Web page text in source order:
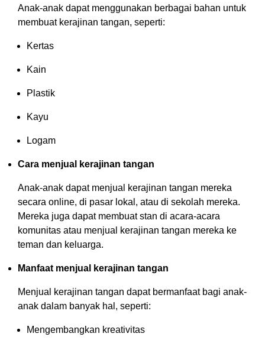
Anak-anak dapat menggunakan berbagai bahan untuk
membuat kerajinan tangan, seperti:
Kertas
Kain
Plastik
Kayu
Logam
Cara menjual kerajinan tangan
Anak-anak dapat menjual kerajinan tangan mereka
secara online, di pasar lokal, atau di sekolah mereka.
Mereka juga dapat membuat stan di acara-acara
komunitas atau menjual kerajinan tangan mereka ke
teman dan keluarga.
Manfaat menjual kerajinan tangan
Menjual kerajinan tangan dapat bermanfaat bagi anak-
anak dalam banyak hal, seperti:
Mengembangkan kreativitas